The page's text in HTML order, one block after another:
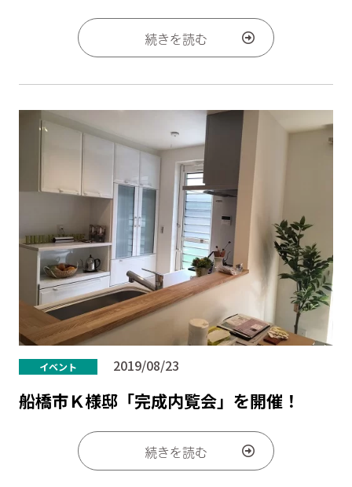
続きを読む
イベント 2019/08/23
船橋市Ｋ様邸「完成内覧会」を開催！
続きを読む